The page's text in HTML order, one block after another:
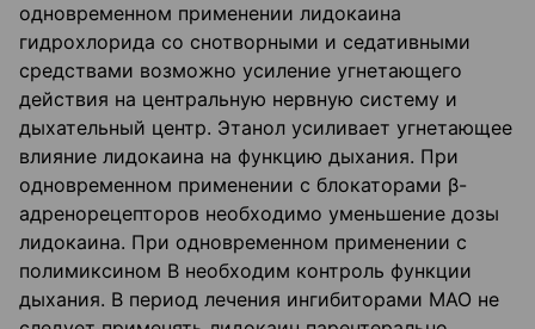
одновременном применении лидокаина
гидрохлорида со снотворными и седативными
средствами возможно усиление угнетающего
действия на центральную нервную систему и
дыхательный центр. Этанол усиливает угнетающее
влияние лидокаина на функцию дыхания. При
одновременном применении с блокаторами β-
адренорецепторов необходимо уменьшение дозы
лидокаина. При одновременном применении с
полимиксином В необходим контроль функции
дыхания. В период лечения ингибиторами МАО не